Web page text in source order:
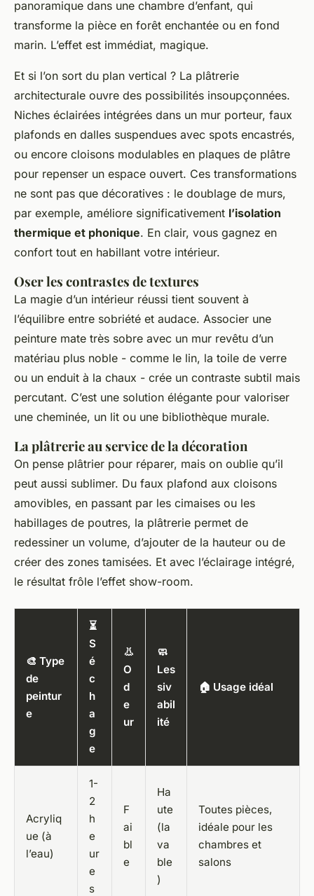
panoramique dans une chambre d’enfant, qui
transforme la pièce en forêt enchantée ou en fond
marin. L’effet est immédiat, magique.
Et si l’on sort du plan vertical ? La plâtrerie
architecturale ouvre des possibilités insoupçonnées.
Niches éclairées intégrées dans un mur porteur, faux
plafonds en dalles suspendues avec spots encastrés,
ou encore cloisons modulables en plaques de plâtre
pour repenser un espace ouvert. Ces transformations
ne sont pas que décoratives : le doublage de murs,
par exemple, améliore significativement l’isolation
thermique et phonique. En clair, vous gagnez en
confort tout en habillant votre intérieur.
Oser les contrastes de textures
La magie d’un intérieur réussi tient souvent à
l’équilibre entre sobriété et audace. Associer une
peinture mate très sobre avec un mur revêtu d’un
matériau plus noble - comme le lin, la toile de verre
ou un enduit à la chaux - crée un contraste subtil mais
percutant. C’est une solution élégante pour valoriser
une cheminée, un lit ou une bibliothèque murale.
La plâtrerie au service de la décoration
On pense plâtrier pour réparer, mais on oublie qu’il
peut aussi sublimer. Du faux plafond aux cloisons
amovibles, en passant par les cimaises ou les
habillages de poutres, la plâtrerie permet de
redessiner un volume, d’ajouter de la hauteur ou de
créer des zones tamisées. Et avec l’éclairage intégré,
le résultat frôle l’effet show-room.
🎨 Type
de
peintur
e
⏳
S
é
c
h
a
g
e
👃
O
d
e
ur
🧼
Les
siv
abil
ité
🏠 Usage idéal
Acryliq
ue (à
l’eau)
1-
2
h
e
ur
e
s
F
ai
bl
e
Ha
ute
(la
va
ble
)
Toutes pièces,
idéale pour les
chambres et
salons